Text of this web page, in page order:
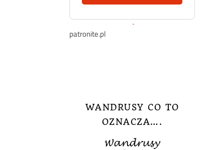
patronite.pl
WANDRUSY CO TO
OZNACZA….